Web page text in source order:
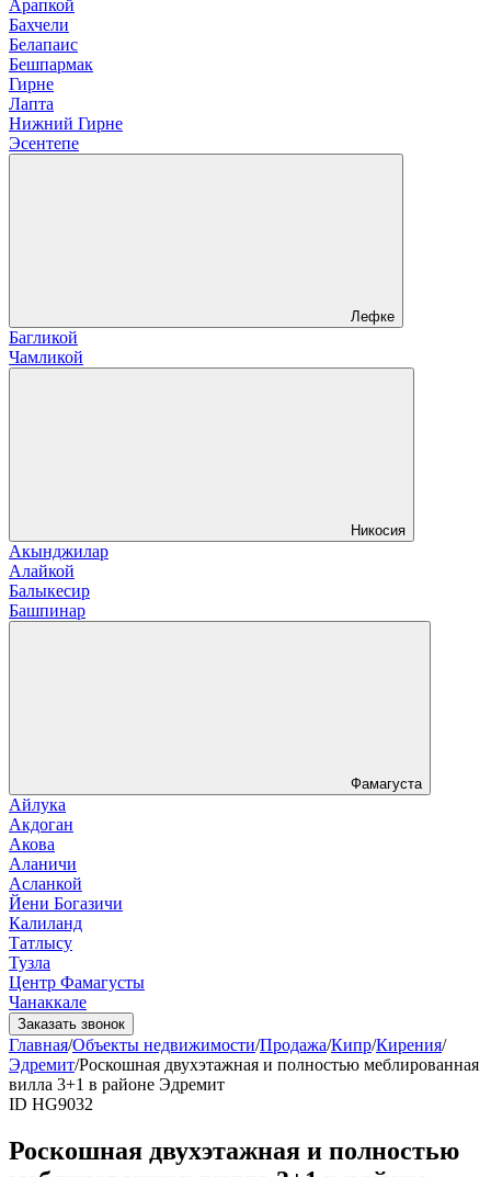
Арапкой
Бахчели
Белапаис
Бешпармак
Гирне
Лапта
Нижний Гирне
Эсентепе
Лефке
Багликой
Чамликой
Никосия
Акынджилар
Алайкой
Балыкесир
Башпинар
Фамагуста
Айлука
Акдоган
Акова
Аланичи
Асланкой
Йени Богазичи
Калиланд
Татлысу
Тузла
Центр Фамагусты
Чанаккале
Заказать звонок
Главная/Объекты недвижимости/Продажа/Кипр/Кирения/
Эдремит/Роскошная двухэтажная и полностью меблированная
вилла 3+1 в районе Эдремит
ID HG9032
Роскошная двухэтажная и полностью